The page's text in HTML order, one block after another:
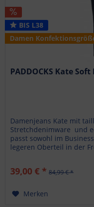
BIS L38
Damen
PADDOCKS Kate
Damenjeans Kate mit
Stretchdenimware und
passt sowohl im
legeren Oberteil in der
39,00 € * 84,99 € *
Merken